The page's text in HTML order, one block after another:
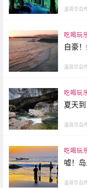
温哥华岛
吃喝玩
自豪
温哥华岛
吃喝玩
夏天
温哥华岛
吃喝玩
嘘！
温哥华岛